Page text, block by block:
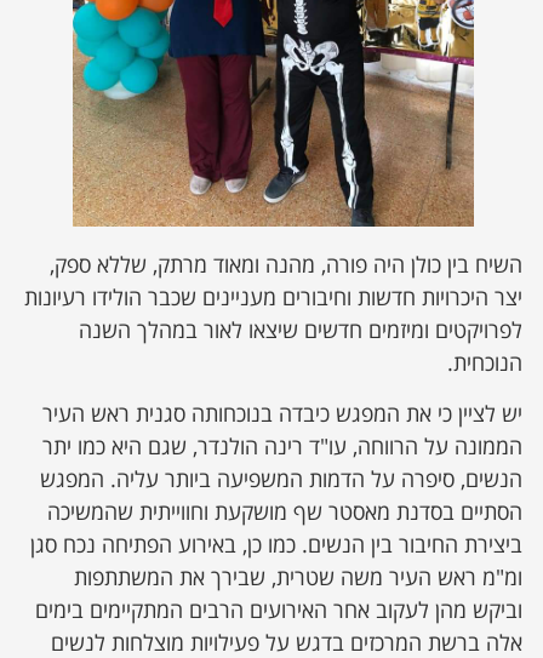
השיח בין כולן היה פורה, מהנה ומאוד מרתק, שללא ספק,
יצר היכרויות חדשות וחיבורים מעניינים שכבר הולידו רעיונות
לפרויקטים ומיזמים חדשים שיצאו לאור במהלך השנה
הנוכחית.
יש לציין כי את המפגש כיבדה בנוכחותה סגנית ראש העיר
הממונה על הרווחה, עו"ד רינה הולנדר, שגם היא כמו יתר
הנשים, סיפרה על הדמות המשפיעה ביותר עליה. המפגש
הסתיים בסדנת מאסטר שף מושקעת וחווייתית שהמשיכה
ביצירת החיבור בין הנשים. כמו כן, באירוע הפתיחה נכח סגן
ומ"מ ראש העיר משה שטרית, שבירך את המשתתפות
וביקש מהן לעקוב אחר האירועים הרבים המתקיימים בימים
אלה ברשת המרכזים בדגש על פעילויות מוצלחות לנשים